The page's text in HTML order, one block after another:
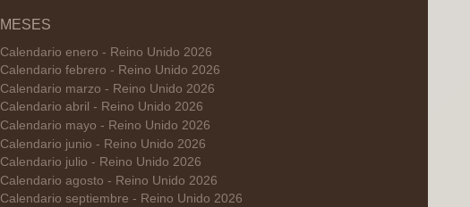
MESES
Calendario enero - Reino Unido 2026
Calendario febrero - Reino Unido 2026
Calendario marzo - Reino Unido 2026
Calendario abril - Reino Unido 2026
Calendario mayo - Reino Unido 2026
Calendario junio - Reino Unido 2026
Calendario julio - Reino Unido 2026
Calendario agosto - Reino Unido 2026
Calendario septiembre - Reino Unido 2026